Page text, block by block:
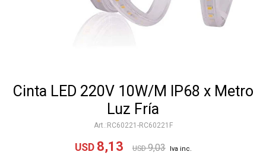
Cinta LED 220V 10W/M IP68 x Metro
Luz Fría
RC60221-RC60221F
USD 8,13 USD 9,03